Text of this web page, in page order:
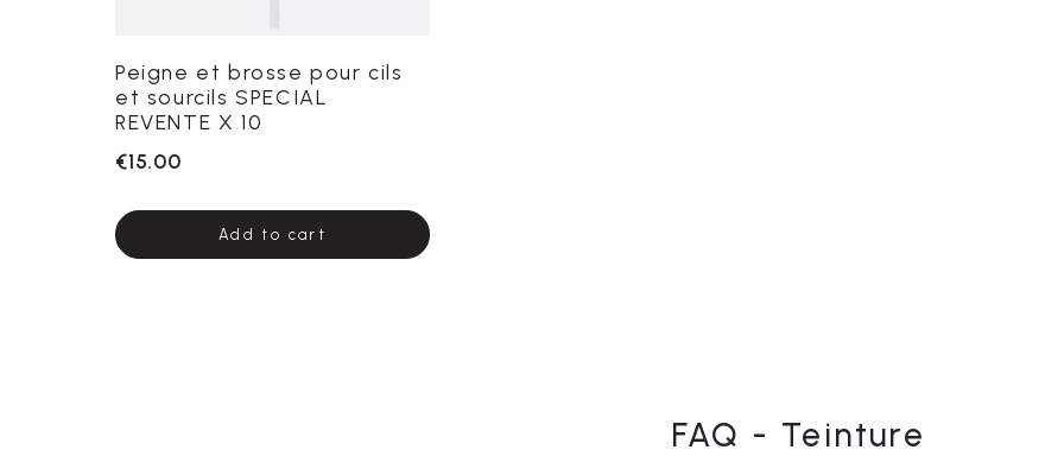
Peigne et brosse pour cils
et sourcils SPECIAL
REVENTE X 10
€15.00
Add to cart
FAQ - Teinture